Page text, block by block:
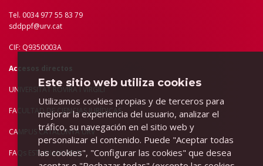
Tel. 0034 977 55 83 79
sddppf@urv.cat
CIF: Q9350003A
Accesos directos
UNIVERSITAT ROVIRA I VIRGILI
FACULTAD DE CIENCIAS JURÍDICAS
CAMPUS CATALUNYA URV
FAQs ESTUDIANTADO
Este sitio web utiliza cookies
Utilizamos cookies propias y de terceros para
mejorar la experiencia del usuario, analizar el
tráfico, su navegación en el sitio web y
personalizar el contenido. Puede "Aceptar todas
las cookies", "Configurar las cookies" que desea